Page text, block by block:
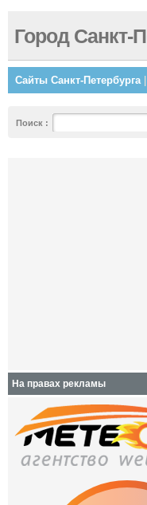
Город Санкт-
Сайты Санкт-Петербурга|
Поиск :
На правах рекламы